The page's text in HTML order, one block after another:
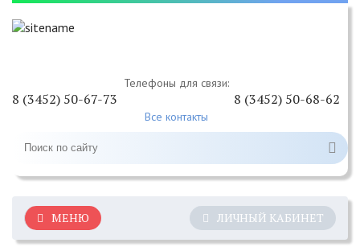
Телефоны для связи:
8 (3452) 50-67-73 8 (3452) 50-68-62
Все контакты
ЛИЧНЫЙ КАБИНЕТ
МЕНЮ